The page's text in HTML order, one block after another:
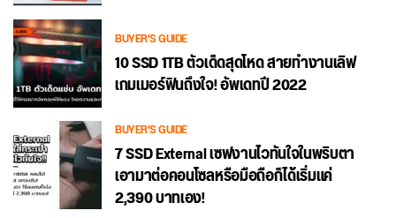
BUYER'S GUIDE
10 SSD 1TB ตัวเด็ดสุดโหด สายทำงานเลิฟ
เกมเมอร์ฟินถึงใจ! อัพเดทปี 2022
BUYER'S GUIDE
7 SSD External เซฟงานไวทันใจในพริบตา
เอามาต่อคอนโซลหรือมือถือก็ได้เริ่มแค่
2,390 บาทเอง!